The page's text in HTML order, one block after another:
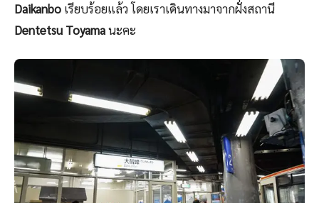
Daikanbo เรียบร้อยแล้ว โดยเราเดินทางมาจากฝั่งสถานี
Dentetsu Toyamaนะคะ